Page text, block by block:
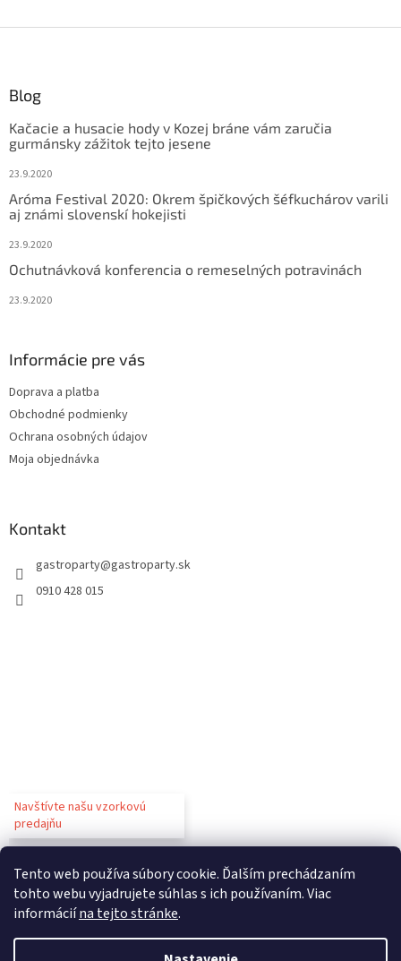
Tento web používa súbory cookie. Ďalším prechádzaním
tohto webu vyjadrujete súhlas s ich používaním. Viac
informáciína tejto stránke.
Blog
Kačacie a husacie hody v Kozej bráne vám zaručia
gurmánsky zážitok tejto jesene
23.9.2020
Aróma Festival 2020: Okrem špičkových šéfkuchárov varili
aj známi slovenskí hokejisti
23.9.2020
Ochutnávková konferencia o remeselných potravinách
23.9.2020
Informácie pre vás
Doprava a platba
Obchodné podmienky
Ochrana osobných údajov
Moja objednávka
Kontakt
gastroparty@gastroparty.sk
0910 428 015
Navštívte našu vzorkovú
predajňu